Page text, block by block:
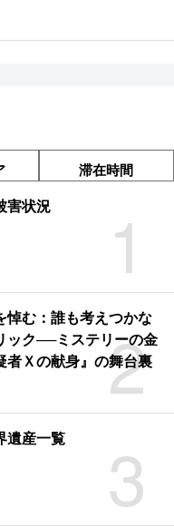
滞在時間
1
害状況
2
悼む：誰も考えつかな
ック──ミステリーの金
者Ｘの献身』の舞台裏
3
遺産一覧